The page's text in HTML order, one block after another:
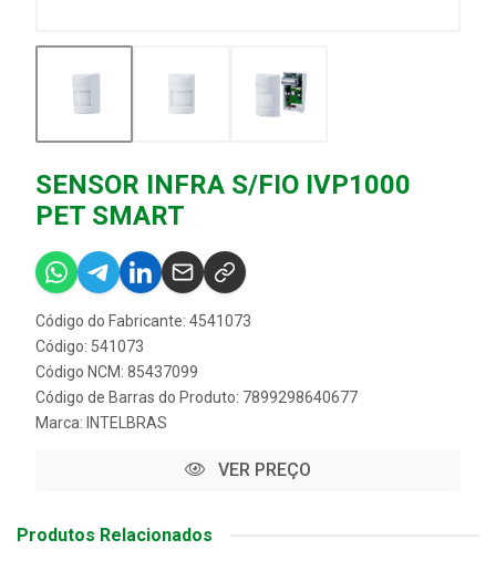
SENSOR INFRA S/FIO IVP1000
PET SMART
Código do Fabricante: 4541073
Código: 541073
Código NCM: 85437099
Código de Barras do Produto: 7899298640677
Marca: INTELBRAS
VER PREÇO
Produtos Relacionados